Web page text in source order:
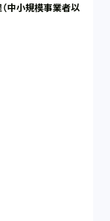
中小規模事業者以